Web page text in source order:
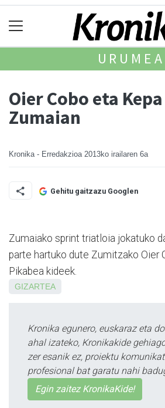
URUMEA
Oier Cobo eta
Zumaian
Kronika - Erredakzioa 2013ko irailaren 6a
Gehitu gaitzazu Googlen
Zumaiako sprint triatloia jokatuko
parte hartuko dute Zumitzako Oier
Pikabea kideek.
GIZARTEA
Kronika egunero, euskaraz eta
ahal izateko, Kronikakide
zer esanik ez, proiektu
profesional bat garatu nahi
Egin zaitez KronikaKide!